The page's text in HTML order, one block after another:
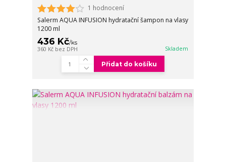
1 hodnocení
Salerm AQUA INFUSION hydratační šampon na vlasy
1200 ml
436 Kč/ks
360 Kč bez DPH Skladem
Přidat do košíku